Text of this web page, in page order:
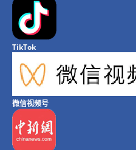
TikTok
微信视频号